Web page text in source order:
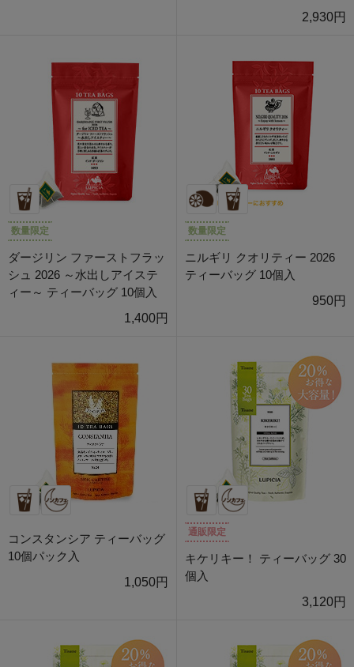
2,930円
数量限定
ダージリン ファーストフラッ
シュ 2026 ～水出しアイステ
ィー～ ティーバッグ 10個入
1,400円
数量限定
ニルギリ クオリティー 2026
ティーバッグ 10個入
950円
コンスタンシア ティーバッグ
10個パック入
1,050円
通販限定
キケリキー！ ティーバッグ 30
個入
3,120円